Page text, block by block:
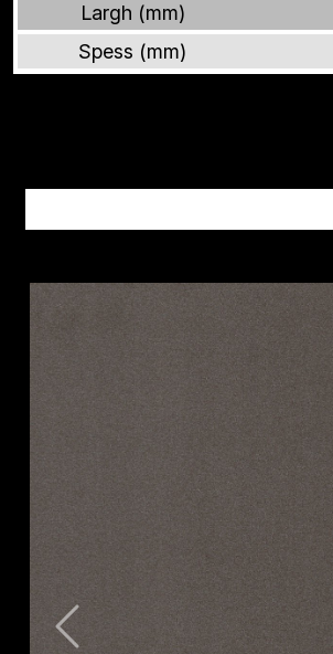
Largh (mm)
Spess (mm)
Altri prodotti